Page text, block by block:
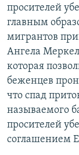
просителей
главным
мигрантов
Ангела
которая
беженцев
что спад
называемого
просителей
соглашением